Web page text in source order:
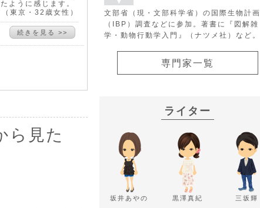
ように感じます。
（東京・32歳女性）
続きを見る >>
ら見た
文部省（現・文部科学省）の国際生物計画
（IBP）調査などに参加。著書に『図解雑
学・動物行動学入門』（ナツメ社）など。
専門家一覧
ライター
坂井あやの 黒澤真紀 三坂輝